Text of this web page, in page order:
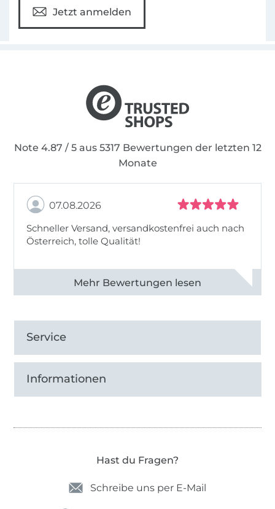
Jetzt anmelden
Note 4.87 / 5 aus 5317 Bewertungen der letzten 12
Monate
07.08.2026
Schneller Versand, versandkostenfrei auch nach
Österreich, tolle Qualität!
Alle 82990 Bewertungen ansehen
Service
Informationen
Hast du Fragen?
Schreibe uns per E-Mail